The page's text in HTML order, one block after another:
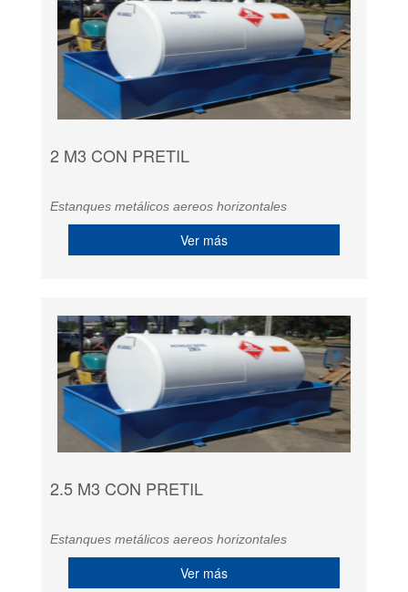
2 M3 CON PRETIL
Estanques metálicos aereos horizontales
Ver más
2.5 M3 CON PRETIL
Estanques metálicos aereos horizontales
Ver más